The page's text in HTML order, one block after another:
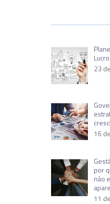
23
16
por
não
11